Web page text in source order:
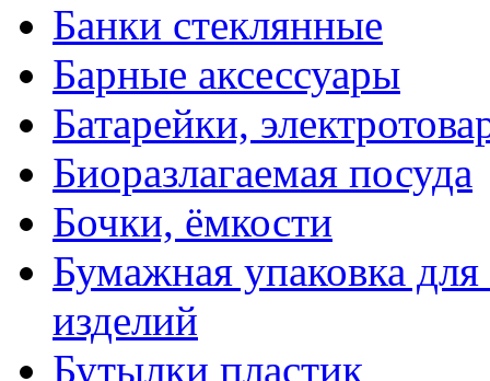
Банки стеклянные
Барные аксессуары
Батарейки,
Биоразлагаемая посуда
Бочки, ёмкости
Бумажная упаковка
изделий
Бутылки пластик